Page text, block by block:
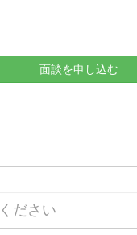
面談を申し込む